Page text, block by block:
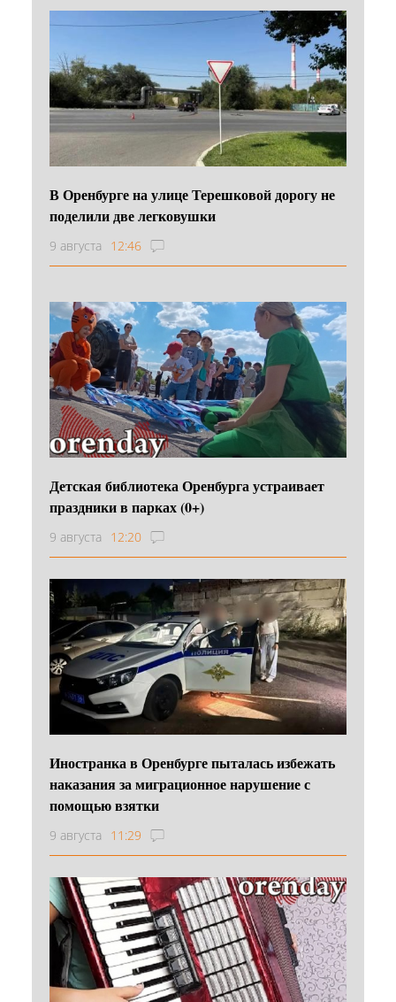
В Оренбурге на улице Терешковой дорогу не
поделили две легковушки
9 августа 12:46
Детская библиотека Оренбурга устраивает
праздники в парках (0+)
9 августа 12:20
Иностранка в Оренбурге пыталась избежать
наказания за миграционное нарушение с
помощью взятки
9 августа 11:29